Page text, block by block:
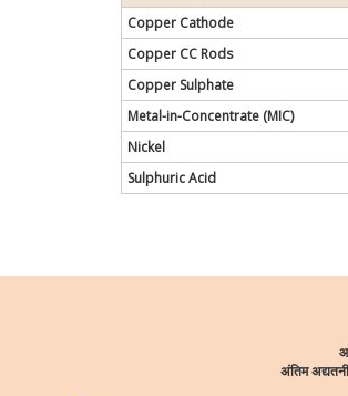
Copper Cathode
Copper CC Rods
Copper Sulphate
Metal-in-Concentrate (MIC)
Nickel
Sulphuric Acid
अंतिम